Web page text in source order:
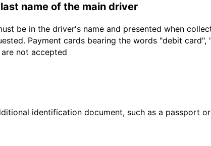
name of the main driver
be in the driver's name and presented when
Payment cards bearing the words "debit
not accepted
identification document, such as a passport